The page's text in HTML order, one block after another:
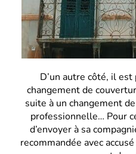
D’un autre côté, il
changement de
suite à un changement
professionnelle… Pour
d’envoyer à sa
recommandée avec